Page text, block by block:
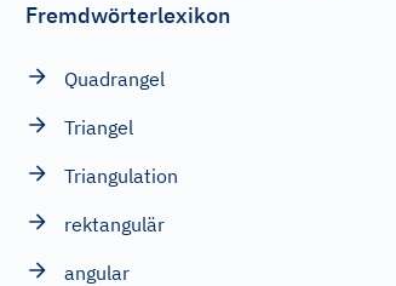
Fremdwörterlexikon
Quadrangel
Triangel
Triangulation
rektangulär
angular